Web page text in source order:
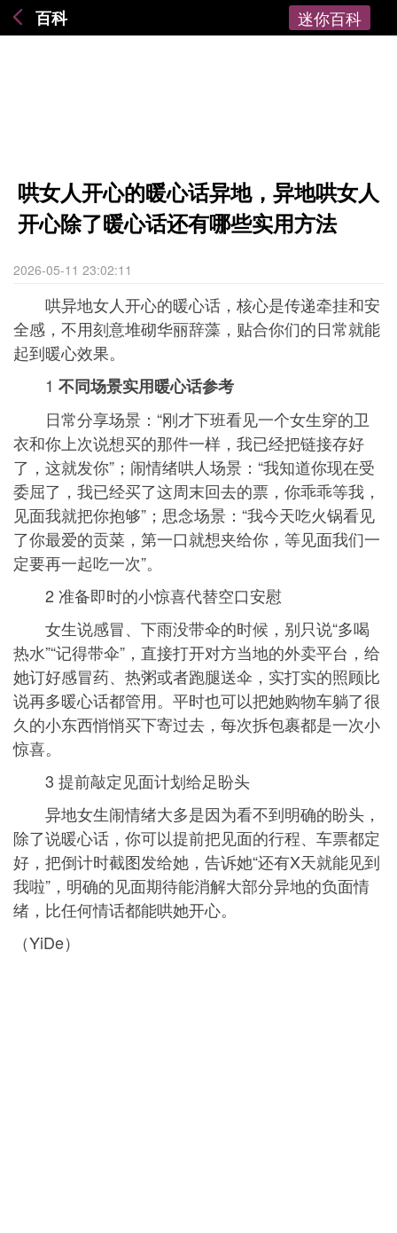
百科 迷你百科
哄女人开心的暖心话异地，异地哄女人
开心除了暖心话还有哪些实用方法
2026-05-11 23:02:11
哄异地女人开心的暖心话，核心是传递牵挂和安
全感，不用刻意堆砌华丽辞藻，贴合你们的日常就能
起到暖心效果。
1 不同场景实用暖心话参考
日常分享场景：“刚才下班看见一个女生穿的卫
衣和你上次说想买的那件一样，我已经把链接存好
了，这就发你”；闹情绪哄人场景：“我知道你现在受
委屈了，我已经买了这周末回去的票，你乖乖等我，
见面我就把你抱够”；思念场景：“我今天吃火锅看见
了你最爱的贡菜，第一口就想夹给你，等见面我们一
定要再一起吃一次”。
2 准备即时的小惊喜代替空口安慰
女生说感冒、下雨没带伞的时候，别只说“多喝
热水”“记得带伞”，直接打开对方当地的外卖平台，给
她订好感冒药、热粥或者跑腿送伞，实打实的照顾比
说再多暖心话都管用。平时也可以把她购物车躺了很
久的小东西悄悄买下寄过去，每次拆包裹都是一次小
惊喜。
3 提前敲定见面计划给足盼头
异地女生闹情绪大多是因为看不到明确的盼头，
除了说暖心话，你可以提前把见面的行程、车票都定
好，把倒计时截图发给她，告诉她“还有X天就能见到
我啦”，明确的见面期待能消解大部分异地的负面情
绪，比任何情话都能哄她开心。
（YiDe）